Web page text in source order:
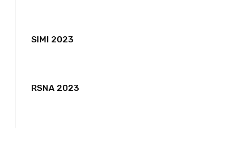
SIMI 2023
RSNA 2023